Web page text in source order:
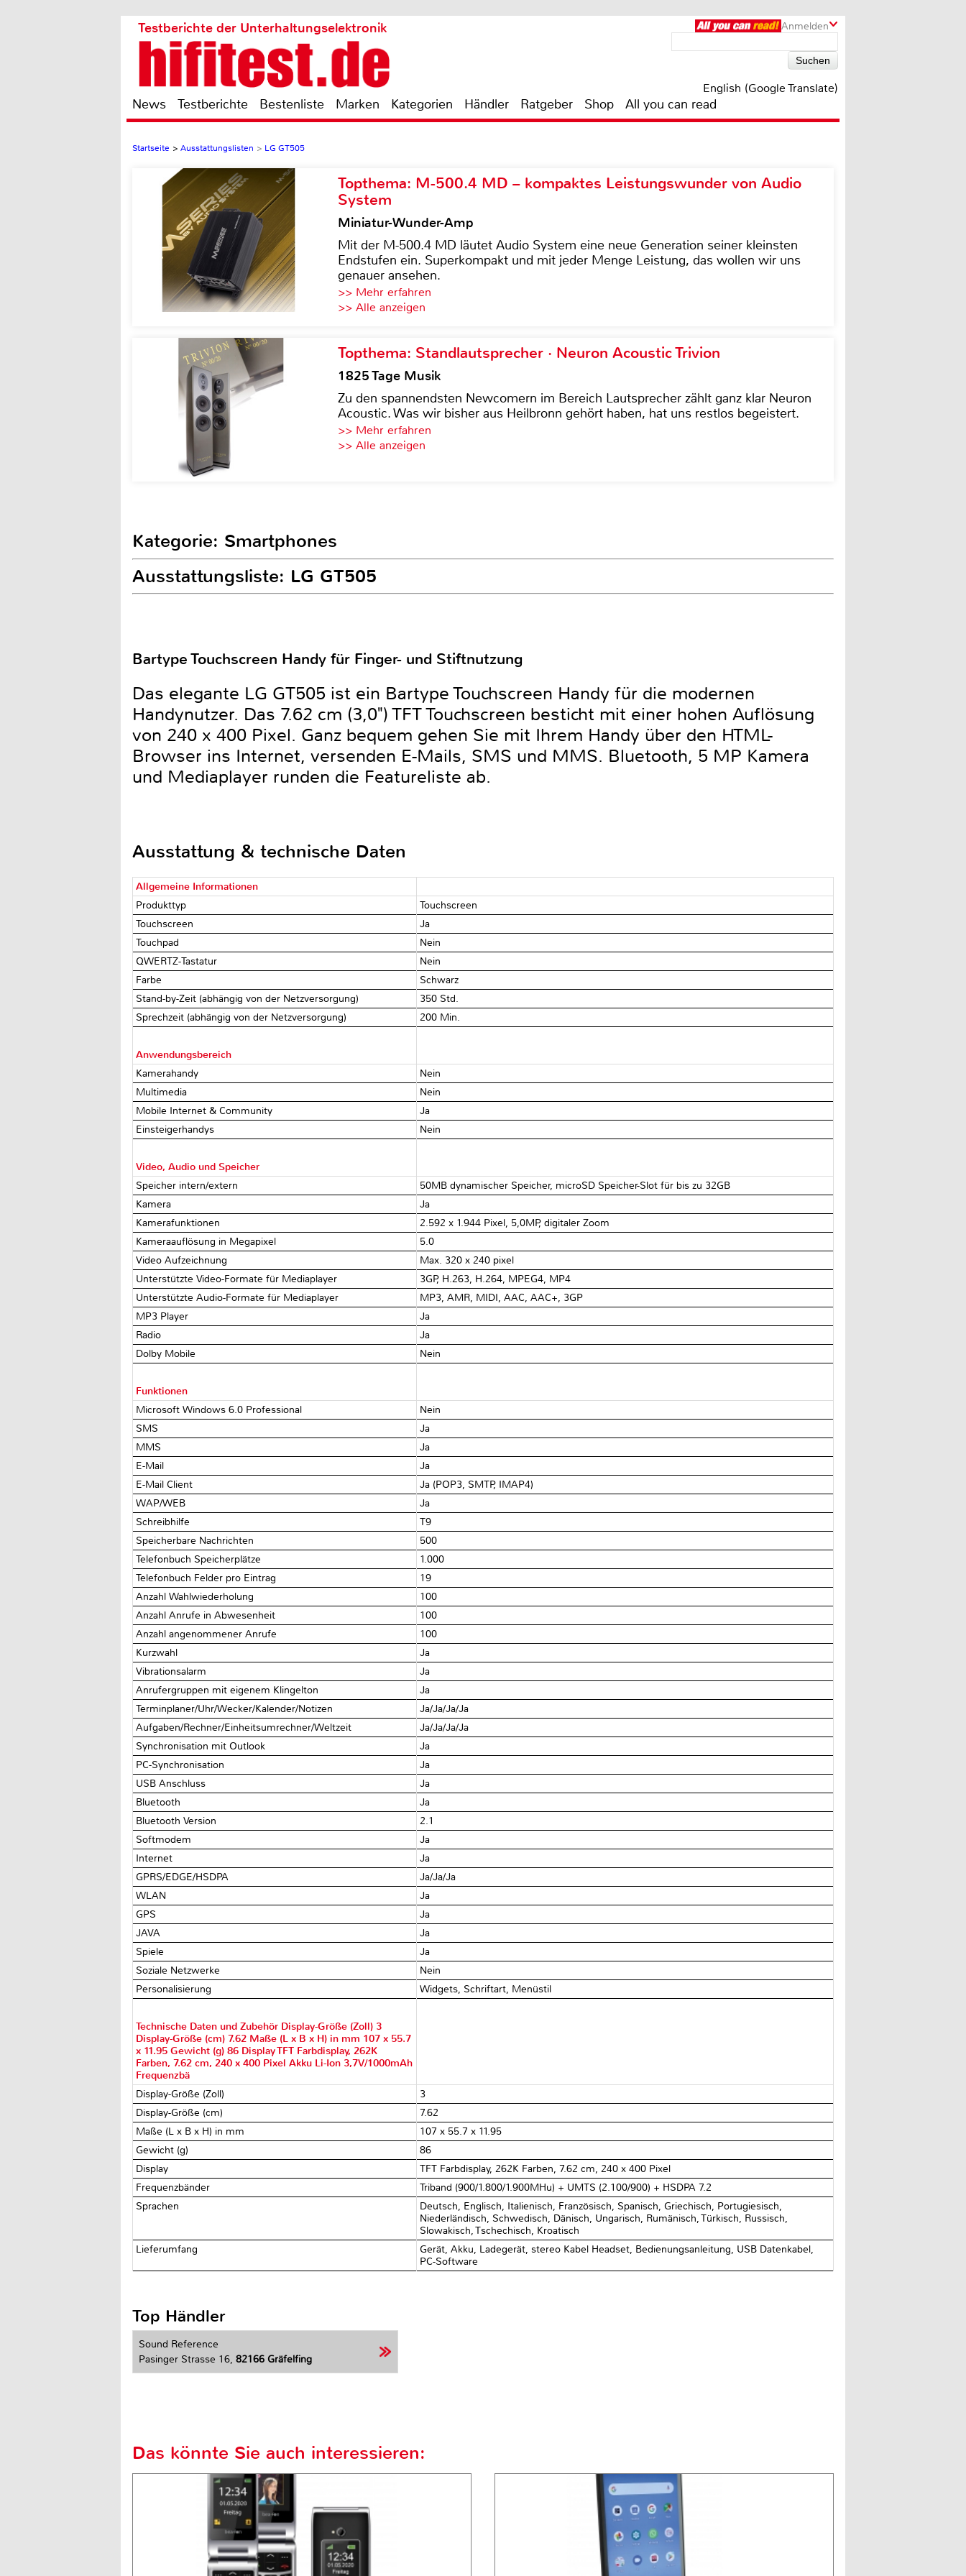
Anmelden
Testberichte der Unterhaltungselektronik
English (Google Translate)
News Testberichte Bestenliste Marken Kategorien Händler Ratgeber Shop All you can read
Startseite > Ausstattungslisten > LG GT505
Topthema: M-500.4 MD – kompaktes Leistungswunder von Audio
System
Miniatur-Wunder-Amp
Mit der M-500.4 MD läutet Audio System eine neue Generation seiner kleinsten
Endstufen ein. Superkompakt und mit jeder Menge Leistung, das wollen wir uns
genauer ansehen.
>> Mehr erfahren
>> Alle anzeigen
Topthema: Standlautsprecher · Neuron Acoustic Trivion
1825 Tage Musik
Zu den spannendsten Newcomern im Bereich Lautsprecher zählt ganz klar Neuron
Acoustic. Was wir bisher aus Heilbronn gehört haben, hat uns restlos begeistert.
>> Mehr erfahren
>> Alle anzeigen
Kategorie: Smartphones
Ausstattungsliste: LG GT505
Bartype Touchscreen Handy für Finger- und Stiftnutzung
Das elegante LG GT505 ist ein Bartype Touchscreen Handy für die modernen
Handynutzer. Das 7.62 cm (3,0") TFT Touchscreen besticht mit einer hohen Auflösung
von 240 x 400 Pixel. Ganz bequem gehen Sie mit Ihrem Handy über den HTML-
Browser ins Internet, versenden E-Mails, SMS und MMS. Bluetooth, 5 MP Kamera
und Mediaplayer runden die Featureliste ab.
Ausstattung & technische Daten
Allgemeine Informationen
Produkttyp
Touchscreen
Touchscreen
Ja
Touchpad
Nein
QWERTZ-Tastatur
Nein
Farbe
Schwarz
Stand-by-Zeit (abhängig von der Netzversorgung)
350 Std.
Sprechzeit (abhängig von der Netzversorgung)
200 Min.
Anwendungsbereich
Kamerahandy
Nein
Multimedia
Nein
Mobile Internet & Community
Ja
Einsteigerhandys
Nein
Video, Audio und Speicher
Speicher intern/extern
50MB dynamischer Speicher, microSD Speicher-Slot für bis zu 32GB
Kamera
Ja
Kamerafunktionen
2.592 x 1.944 Pixel, 5,0MP, digitaler Zoom
Kameraauflösung in Megapixel
5.0
Video Aufzeichnung
Max. 320 x 240 pixel
Unterstützte Video-Formate für Mediaplayer
3GP, H.263, H.264, MPEG4, MP4
Unterstützte Audio-Formate für Mediaplayer
MP3, AMR, MIDI, AAC, AAC+, 3GP
MP3 Player
Ja
Radio
Ja
Dolby Mobile
Nein
Funktionen
Microsoft Windows 6.0 Professional
Nein
SMS
Ja
MMS
Ja
E-Mail
Ja
E-Mail Client
Ja (POP3, SMTP, IMAP4)
WAP/WEB
Ja
Schreibhilfe
T9
Speicherbare Nachrichten
500
Telefonbuch Speicherplätze
1.000
Telefonbuch Felder pro Eintrag
19
Anzahl Wahlwiederholung
100
Anzahl Anrufe in Abwesenheit
100
Anzahl angenommener Anrufe
100
Kurzwahl
Ja
Vibrationsalarm
Ja
Anrufergruppen mit eigenem Klingelton
Ja
Terminplaner/Uhr/Wecker/Kalender/Notizen
Ja/Ja/Ja/Ja
Aufgaben/Rechner/Einheitsumrechner/Weltzeit
Ja/Ja/Ja/Ja
Synchronisation mit Outlook
Ja
PC-Synchronisation
Ja
USB Anschluss
Ja
Bluetooth
Ja
Bluetooth Version
2.1
Softmodem
Ja
Internet
Ja
GPRS/EDGE/HSDPA
Ja/Ja/Ja
WLAN
Ja
GPS
Ja
JAVA
Ja
Spiele
Ja
Soziale Netzwerke
Nein
Personalisierung
Widgets, Schriftart, Menüstil
Technische Daten und Zubehör Display-Größe (Zoll) 3
Display-Größe (cm) 7.62 Maße (L x B x H) in mm 107 x 55.7
x 11.95 Gewicht (g) 86 Display TFT Farbdisplay, 262K
Farben, 7.62 cm, 240 x 400 Pixel Akku Li-Ion 3,7V/1000mAh
Frequenzbä
Display-Größe (Zoll)
3
Display-Größe (cm)
7.62
Maße (L x B x H) in mm
107 x 55.7 x 11.95
Gewicht (g)
86
Display
TFT Farbdisplay, 262K Farben, 7.62 cm, 240 x 400 Pixel
Frequenzbänder
Triband (900/1.800/1.900MHu) + UMTS (2.100/900) + HSDPA 7.2
Sprachen
Deutsch, Englisch, Italienisch, Französisch, Spanisch, Griechisch, Portugiesisch,
Niederländisch, Schwedisch, Dänisch, Ungarisch, Rumänisch, Türkisch, Russisch,
Slowakisch, Tschechisch, Kroatisch
Lieferumfang
Gerät, Akku, Ladegerät, stereo Kabel Headset, Bedienungsanleitung, USB Datenkabel,
PC-Software
Top Händler
Sound Reference
Pasinger Strasse 16, 82166 Gräfelfing
Das könnte Sie auch interessieren: